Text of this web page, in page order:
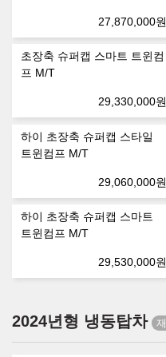
27,870,000원
초장축 슈퍼캡 스마트 트윈컴
프 M/T
29,330,000원
하이 초장축 슈퍼캡 스타일
트윈컴프 M/T
29,060,000원
하이 초장축 슈퍼캡 스마트
트윈컴프 M/T
29,530,000원
2024년형 냉동탑차